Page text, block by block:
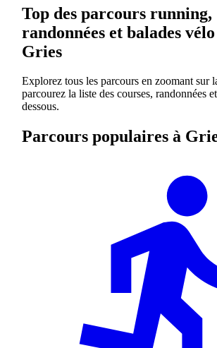
Top des parcours running,
randonnées et balades
Gries
Explorez tous les parcours en zoomant sur
parcourez la liste des courses, randonnées
dessous.
Parcours populaires à